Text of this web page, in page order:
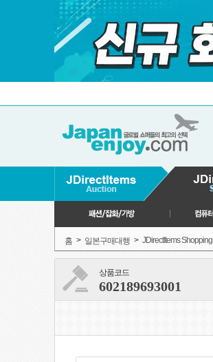
홈 > 일본구매대행 > JDirectItems Shopping
상품코드
602189693001